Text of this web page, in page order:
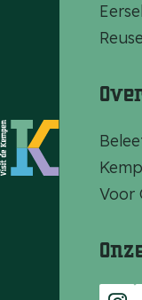
Eersel
Voor